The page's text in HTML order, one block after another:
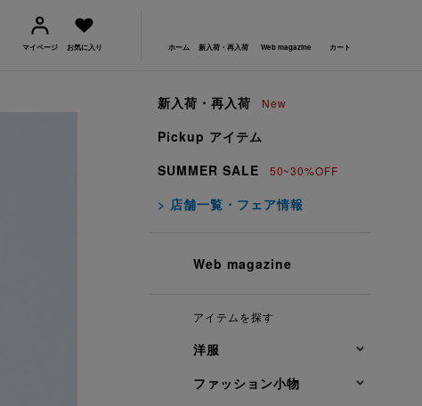
マイページ お気に入り ホーム 新入荷・再入荷 Web magazine カート
新入荷・再入荷 New
Pickup アイテム
SUMMER SALE
50~30%OFF
> 店舗一覧・フェア情報
Web magazine
アイテムを探す
洋服
ファッション小物